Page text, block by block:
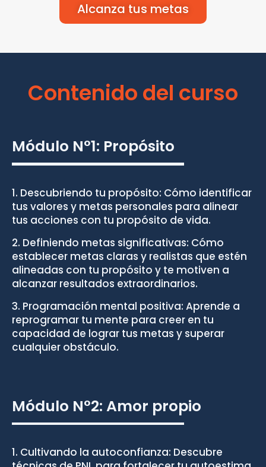
Alcanza tus metas
Contenido del curso
Módulo N°1: Propósito
1. Descubriendo tu propósito: Cómo identificar
tus valores y metas personales para alinear
tus acciones con tu propósito de vida.⁣
2. Definiendo metas significativas: Cómo
establecer metas claras y realistas que estén
alineadas con tu propósito y te motiven a
alcanzar resultados extraordinarios.⁣
3. Programación mental positiva: Aprende a
reprogramar tu mente para creer en tu
capacidad de lograr tus metas y superar
cualquier obstáculo.
Módulo N°2: Amor propio
1. Cultivando la autoconfianza: Descubre